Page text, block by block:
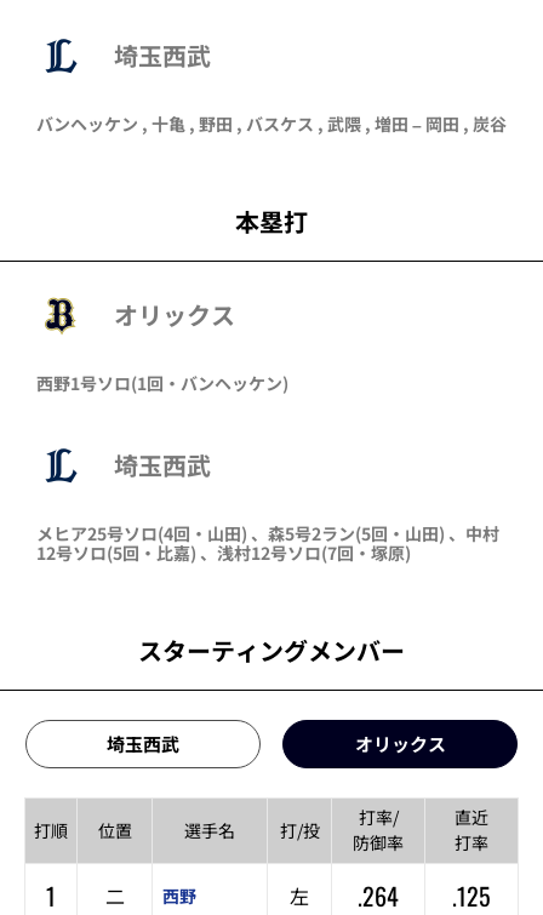
埼玉西武
バンヘッケン , 十亀 , 野田 , バスケス , 武隈 , 増田 – 岡田 , 炭谷
本塁打
オリックス
西野1号ソロ(1回・ バンヘッケン)
埼玉西武
メヒア25号ソロ(4回・ 山田) 、 森5号2ラン(5回・ 山田) 、 中村
12号ソロ(5回・ 比嘉) 、 浅村12号ソロ(7回・ 塚原)
スターティングメンバー
埼玉西武 オリックス
打順 位置 選手名 打/投
打率/
防御率
直近
打率
1 二 西野 左 .264
.125